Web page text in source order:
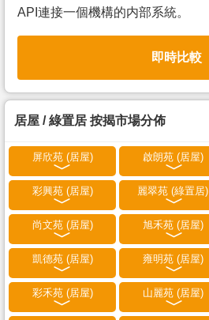
API連接一個機構的内部系統。
即時比較
居屋 / 綠置居 按揭市場分佈
屏欣苑 (居屋) 啟朗苑 (居屋)
彩興苑 (居屋) 麗翠苑 (綠置居)
尚文苑 (居屋) 旭禾苑 (居屋)
凱德苑 (居屋) 雍明苑 (居屋)
彩禾苑 (居屋) 山麗苑 (居屋)